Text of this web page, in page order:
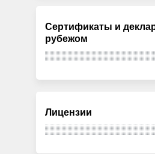
Сертификаты и
рубежом
Лицензии